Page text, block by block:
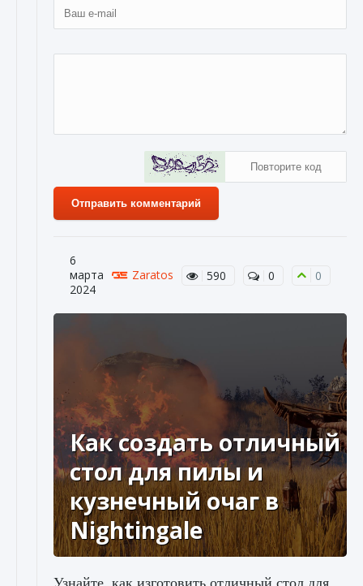
Отправить комментарий
6
марта
2024
Zaratos 590 0 0
Как создать отличный
стол для пилы и
кузнечный очаг в
Nightingale
Узнайте, как изготовить отличный стол для